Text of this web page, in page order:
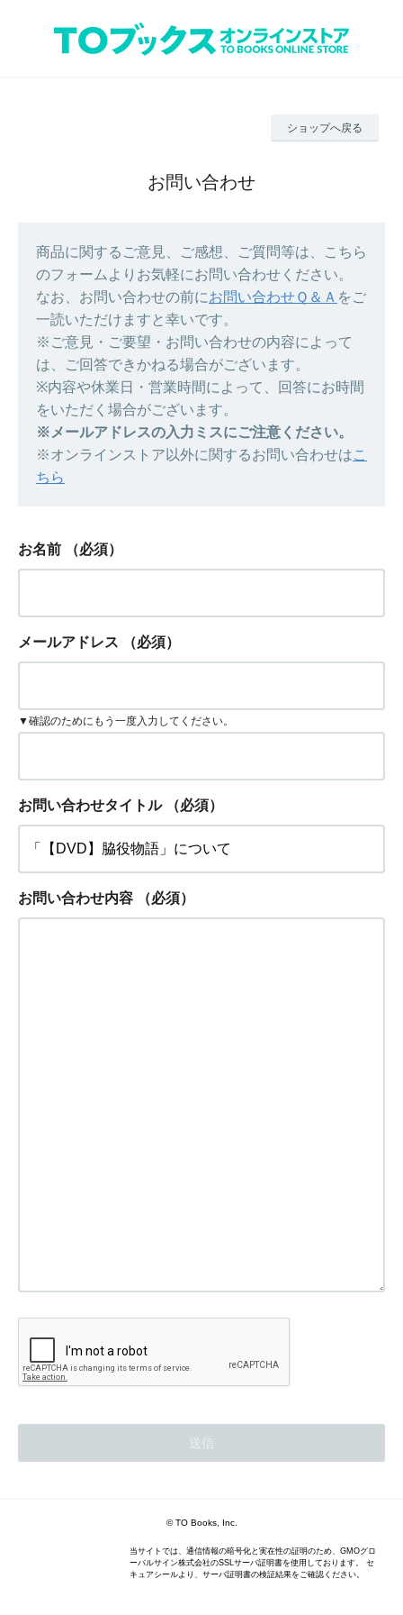
ショップへ戻る
お問い合わせ
商品に関するご意見、ご感想、ご質問等は、こちら
のフォームよりお気軽にお問い合わせください。
なお、お問い合わせの前にお問い合わせＱ＆Ａ をご
一読いただけますと幸いです。
※ご意見・ご要望・お問い合わせの内容によって
は、ご回答できかねる場合がございます。
※内容や休業日・営業時間によって、回答にお時間
をいただく場合がございます。
※メールアドレスの入力ミスにご注意ください。
※オンラインストア以外に関するお問い合わせはこ
ちら
お名前 （必須）
メールアドレス （必須）
▼確認のためにもう一度入力してください。
お問い合わせタイトル （必須）
お問い合わせ内容 （必須）
© TO Books, Inc.
当サイトでは、通信情報の暗号化と実在性の証明のため、GMOグロ
ーバルサイン株式会社のSSLサーバ証明書を使用しております。 セ
キュアシールより、サーバ証明書の検証結果をご確認ください。